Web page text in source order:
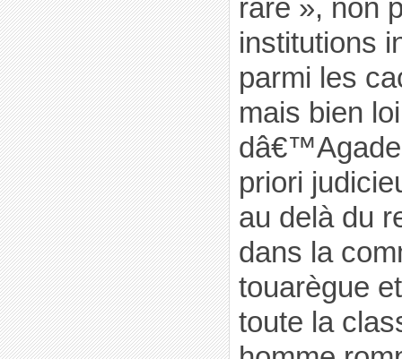
rare », non
institutions
parmi les
mais bien
priori
au delà du
dans la
touarègue
toute la